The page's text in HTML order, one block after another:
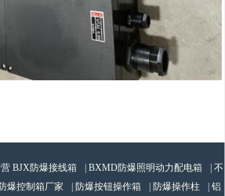
BJX防爆接线箱 BXMD防爆照明动力配电箱
不
爆控制箱厂家 防爆按钮操作箱 防爆操作柱 铝